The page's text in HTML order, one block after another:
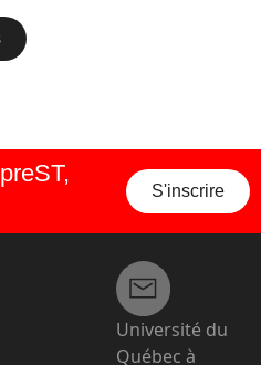
S'inscrire
Université du
Québec à